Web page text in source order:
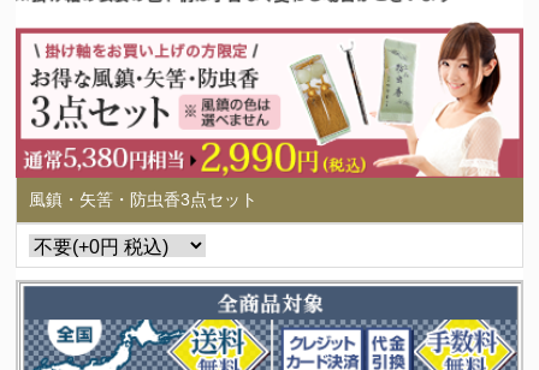
風鎮・矢筈・防虫香3点セット